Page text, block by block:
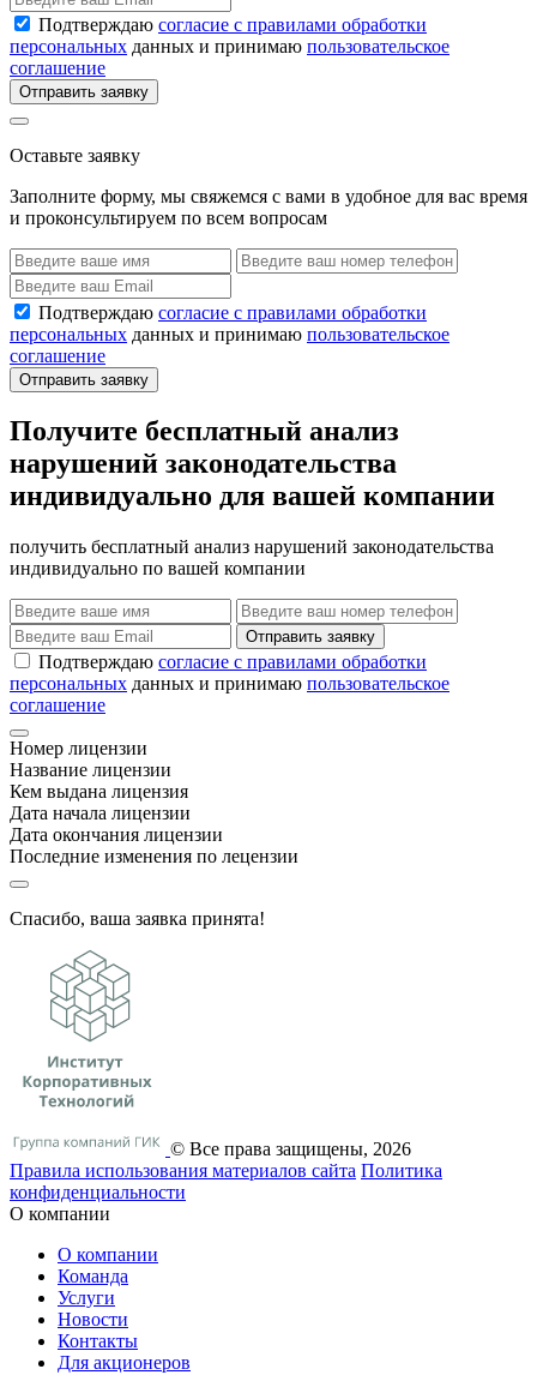
Подтверждаю согласие с правилами обработки
персональных данных и принимаю пользовательское
соглашение
Отправить заявку
Оставьте заявку
Заполните форму, мы свяжемся с вами в удобное для вас время
и проконсультируем по всем вопросам
Подтверждаю согласие с правилами обработки
персональных данных и принимаю пользовательское
соглашение
Отправить заявку
Получите бесплатный анализ
нарушений законодательства
индивидуально для вашей компании
получить бесплатный анализ нарушений законодательства
индивидуально по вашей компании
Отправить заявку
Подтверждаю согласие с правилами обработки
персональных данных и принимаю пользовательское
соглашение
Номер лицензии
Название лицензии
Кем выдана лицензия
Дата начала лицензии
Дата окончания лицензии
Последние изменения по лецензии
Спасибо, ваша заявка принята!
© Все права защищены, 2026
Правила использования материалов сайта Политика
конфиденциальности
О компании
О компании
Команда
Услуги
Новости
Контакты
Для акционеров